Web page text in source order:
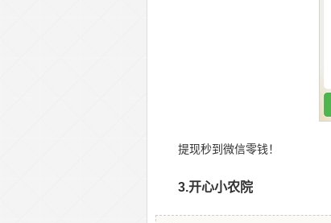
提现秒到微信零钱！
3.开心小农院